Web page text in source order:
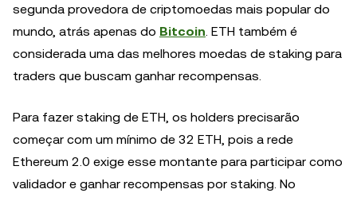
segunda provedora de criptomoedas mais popular do
mundo, atrás apenas do Bitcoin . ETH também é
considerada uma das melhores moedas de staking para
traders que buscam ganhar recompensas.
Para fazer staking de ETH, os holders precisarão
começar com um mínimo de 32 ETH, pois a rede
Ethereum 2.0 exige esse montante para participar como
validador e ganhar recompensas por staking. No